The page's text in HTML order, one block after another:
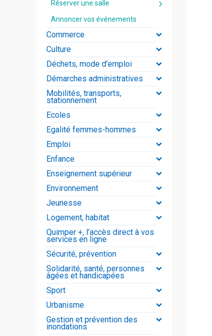
Réserver une salle
Annoncer vos événements
Commerce
Culture
Déchets, mode d'emploi
Démarches administratives
Mobilités, transports,
stationnement
Ecoles
Egalité femmes-hommes
Emploi
Enfance
Enseignement supérieur
Environnement
Jeunesse
Logement, habitat
Quimper +, l’accès direct à vos
services en ligne
Sécurité, prévention
Solidarité, santé, personnes
âgées et handicapées
Sport
Urbanisme
Gestion et prévention des
inondations